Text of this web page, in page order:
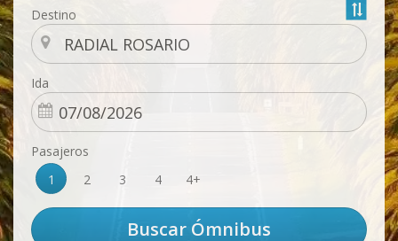
Destino
Ida
Pasajeros
1
2 3 4 4+